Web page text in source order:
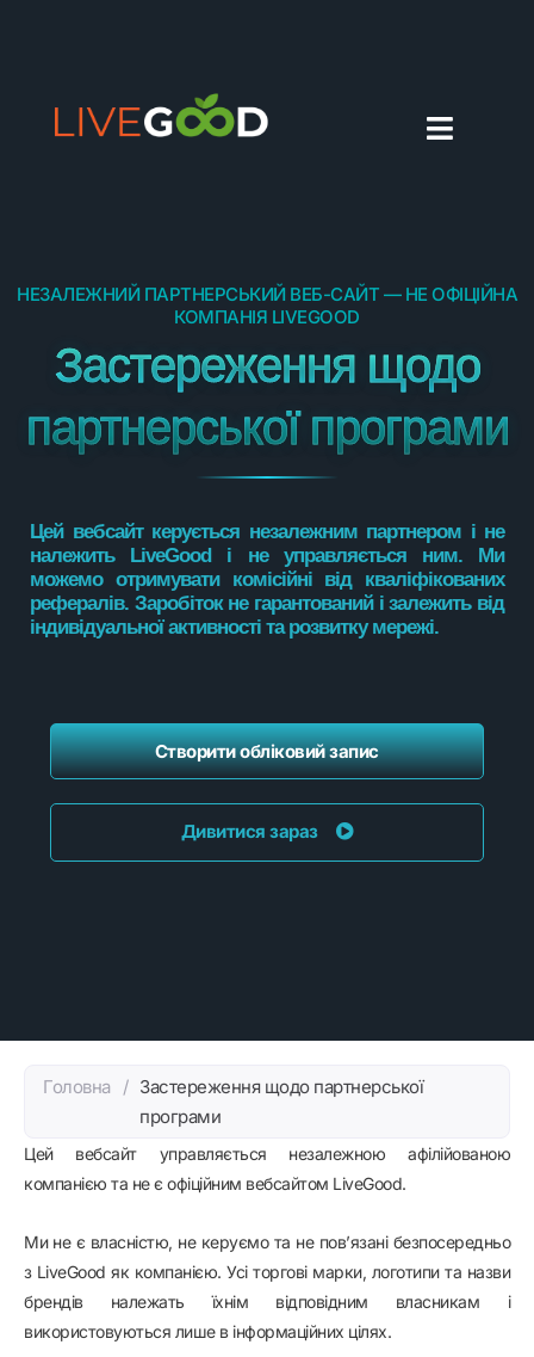
НЕЗАЛЕЖНИЙ ПАРТНЕРСЬКИЙ ВЕБ-САЙТ — НЕ ОФІЦІЙНА
КОМПАНІЯ LIVEGOOD
Застереження щодо
партнерської програми
Цей вебсайт керується незалежним партнером і не
належить LiveGood і не управляється ним. Ми
можемо отримувати комісійні від кваліфікованих
рефералів. Заробіток не гарантований і залежить від
індивідуальної активності та розвитку мережі.
Створити обліковий запис
Дивитися зараз
Головна / Застереження щодо партнерської
програми
Цей вебсайт управляється незалежною афілійованою
компанією та не є офіційним вебсайтом LiveGood.
Ми не є власністю, не керуємо та не пов’язані безпосередньо
з LiveGood як компанією. Усі торгові марки, логотипи та назви
брендів належать їхнім відповідним власникам і
використовуються лише в інформаційних цілях.